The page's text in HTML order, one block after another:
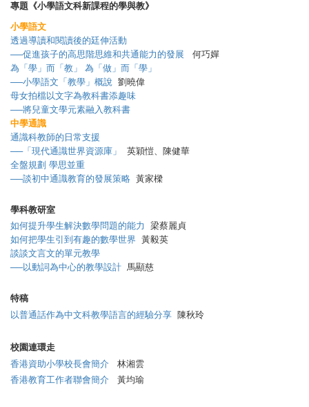
專題《小學語文科新課程的學與教》
小學語文
透過導讀和閱讀後的廷伸活動
──促進孩子的高思階思維和共通能力的發展 何巧嬋
為「學」而「教」 為「做」而「學」
──小學語文「教學」概說 劉曉偉
母女拍檔以文字為教科書添趣味
──將兒童文學元素融入教科書
中學通識
通識科教師的日常支援
──「現代通識世界資源庫」
英穎愷、陳健華
全盤規劃 學思並重
──談初中通識教育的發展策略 黃家樑
學科教研室
如何提升學生解決數學問題的能力
梁蔡麗貞
如何把學生引到有趣的數學世界 黃毅英
談談文言文的單元教學
──以動詞為中心的教學設計 馬顯慈
特稿
以普通話作為中文科教學語言的經驗分享 陳秋玲
校園連環走
香港資助小學校長會簡介 林湘雲
香港教育工作者聯會簡介 黃均瑜